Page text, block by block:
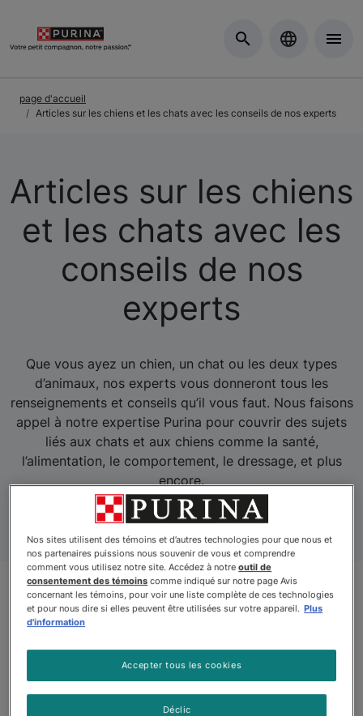
page d'accueil
Articles sur les chiens et les chats avec les conseils de nos experts
Articles sur les chiens
et les chats avec les
conseils de nos
experts
Que vous ayez un chien, un chat ou les deux types
d’animaux, nos experts vous donneront tous les
renseignements et conseils qu’il vous faut. Nous faisons
appel à notre expertise Purina pour couvrir des sujets
liés aux chats et aux chiens comme la santé,
l’alimentation, le comportement, le dressage, et plus
encore.
Nos sites utilisent des témoins et d’autres technologies pour que nous et
nos partenaires puissions nous souvenir de vous et comprendre
comment vous utilisez notre site. Accédez à notreoutil de
consentement des témoins comme indiqué sur notre page Avis
concernant les témoins, pour voir une liste complète de ces technologies
et pour nous dire si elles peuvent être utilisées sur votre appareil. Plus
d'information
Déclic
Accepter tous les cookies